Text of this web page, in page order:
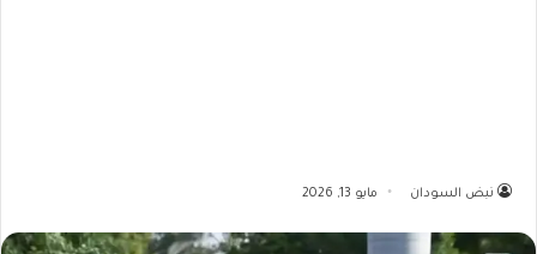
نبض السودان مايو 13, 2026